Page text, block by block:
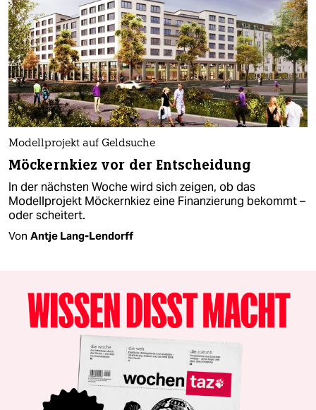
Modellprojekt auf Geldsuche
Möckernkiez vor der Entscheidung
In der nächsten Woche wird sich zeigen, ob das
Modellprojekt Möckernkiez eine Finanzierung bekommt –
oder scheitert.
Von Antje Lang-Lendorff